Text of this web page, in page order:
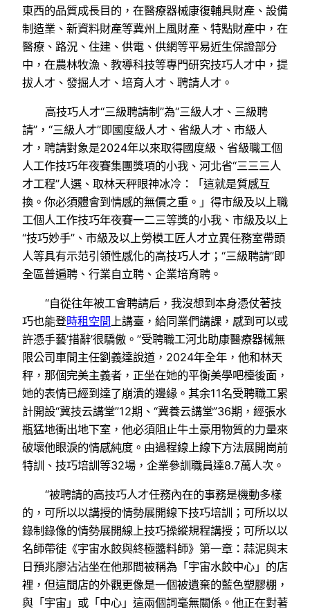
東西的品質成長目的，在醫療器械康復輔具財產、設備
制造業、新資料財產等冀州上風財產、特點財產中，在
醫療、路況、住建、供電、供網等平易近生保證部分
中，在農林牧漁、教導科技等專門研究技巧人才中，提
拔人才、發掘人才、培育人才、聘請人才。
高技巧人才“三級聘請制”為“三級人才、三級聘
請”，“三級人才”即國度級人才、省級人才、市級人
才，聘請對象是2024年以來取得國度級、省級職工個
人工作技巧年夜賽集團獎項的小我、河北省“三三三人
才工程”人選、取林天秤眼神冰冷：「這就是質感互
換。你必須體會到情感的無價之重。」得市級及以上職
工個人工作技巧年夜賽一二三等獎的小我、市級及以上
“技巧妙手”、市級及以上勞模工匠人才立異任務室帶頭
人等具有示范引領性感化的高技巧人才；“三級聘請”即
全區普遍聘、行業自立聘、企業培育聘。
“自從往年被工會聘請后，我沒想到本身憑仗著技
巧也能登時租空間上講臺，給同業們講課，感到可以或
許憑手藝‘措辭’很驕傲。”受聘職工河北助康醫療器械無
限公司車間主任劉義達說道，2024年全年，他和林天
秤，那個完美主義者，正坐在她的平衡美學吧檯後面，
她的表情已經到達了崩潰的邊緣。其余11名受聘職工累
計開設“冀技云講堂”12期、“冀養云講堂”36期，經張水
瓶猛地衝出地下室，他必須阻止牛土豪用物質的力量來
破壞他眼淚的情感純度。由過程線上線下方法展開崗前
特訓、技巧培訓等32場，企業參訓職員達8.7萬人次。
“被聘請的高技巧人才任務內在的事務是機動多樣
的，可所以以講授的情勢展開線下技巧培訓；可所以以
錄制錄像的情勢展開線上技巧操縱規程講授；可所以以
名師帶徒《宇宙水餃與終極醬料師》第一章：蒜泥與末
日預兆廖沾沾坐在他那間被稱為「宇宙水餃中心」的店
裡，但這間店的外觀更像是一個被遺棄的藍色塑膠棚，
與「宇宙」或「中心」這兩個詞毫無關係。他正在對著